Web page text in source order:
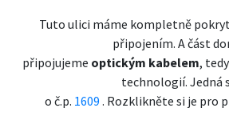
Pro firmy
Tuto ulici máme kompletně
připojením. A část
připojujeme optickým kabelem,
technologií. Jedná
o č.p. 1609 . Rozklikněte si je pro